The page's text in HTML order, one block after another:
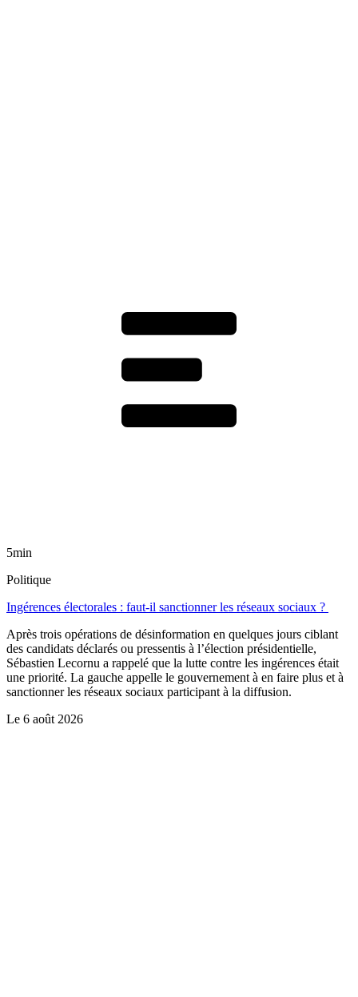
5min
Politique
Ingérences électorales : faut-il sanctionner les réseaux sociaux ?
Après trois opérations de désinformation en quelques jours ciblant
des candidats déclarés ou pressentis à l’élection présidentielle,
Sébastien Lecornu a rappelé que la lutte contre les ingérences était
une priorité. La gauche appelle le gouvernement à en faire plus et à
sanctionner les réseaux sociaux participant à la diffusion.
Le 6 août 2026